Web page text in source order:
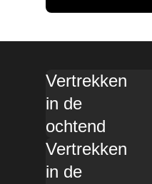
Vertrekken
in de
ochtend
Vertrekken
in de